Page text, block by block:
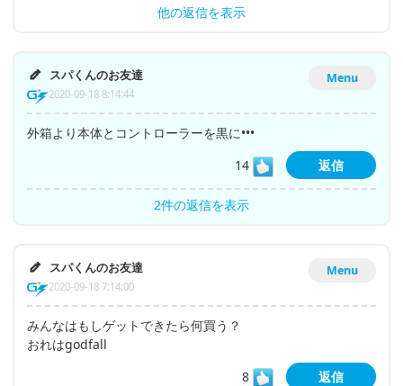
他の返信を表示
Menu
スパくんのお友達
2020-09-18 8:14:44
外箱より本体とコントローラーを黒に•••
14
返信
2件の返信を表示
Menu
スパくんのお友達
2020-09-18 7:14:00
みんなはもしゲットできたら何買う？
おれはgodfall
8
返信